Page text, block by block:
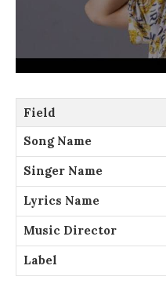
Field
Song Name
Singer Name
Lyrics Name
Music Director
Label